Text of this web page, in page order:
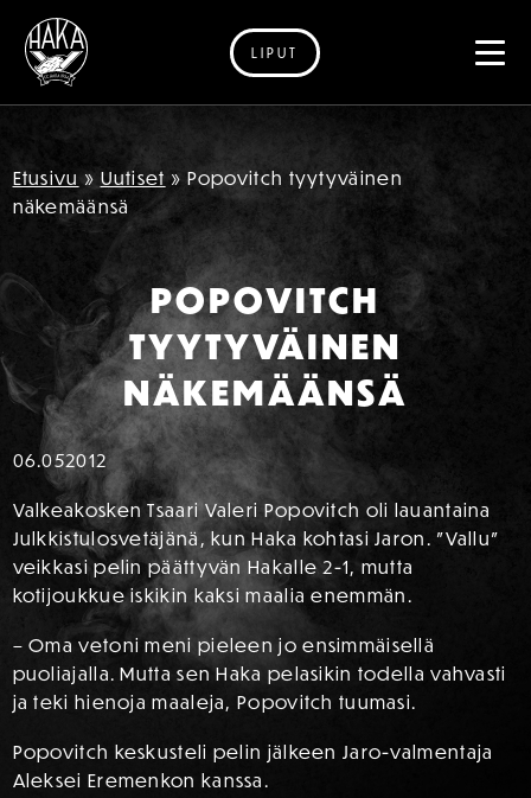
Siirry sisältöön
LIPUT
Etusivu » Uutiset » Popovitch tyytyväinen
näkemäänsä
POPOVITCH
TYYTYVÄINEN
NÄKEMÄÄNSÄ
06.052012
Valkeakosken Tsaari Valeri Popovitch oli lauantaina
Julkkistulosvetäjänä, kun Haka kohtasi Jaron. ”Vallu”
veikkasi pelin päättyvän Hakalle 2-1, mutta
kotijoukkue iskikin kaksi maalia enemmän.
– Oma vetoni meni pieleen jo ensimmäisellä
puoliajalla. Mutta sen Haka pelasikin todella vahvasti
ja teki hienoja maaleja, Popovitch tuumasi.
Popovitch keskusteli pelin jälkeen Jaro-valmentaja
Aleksei Eremenkon kanssa.